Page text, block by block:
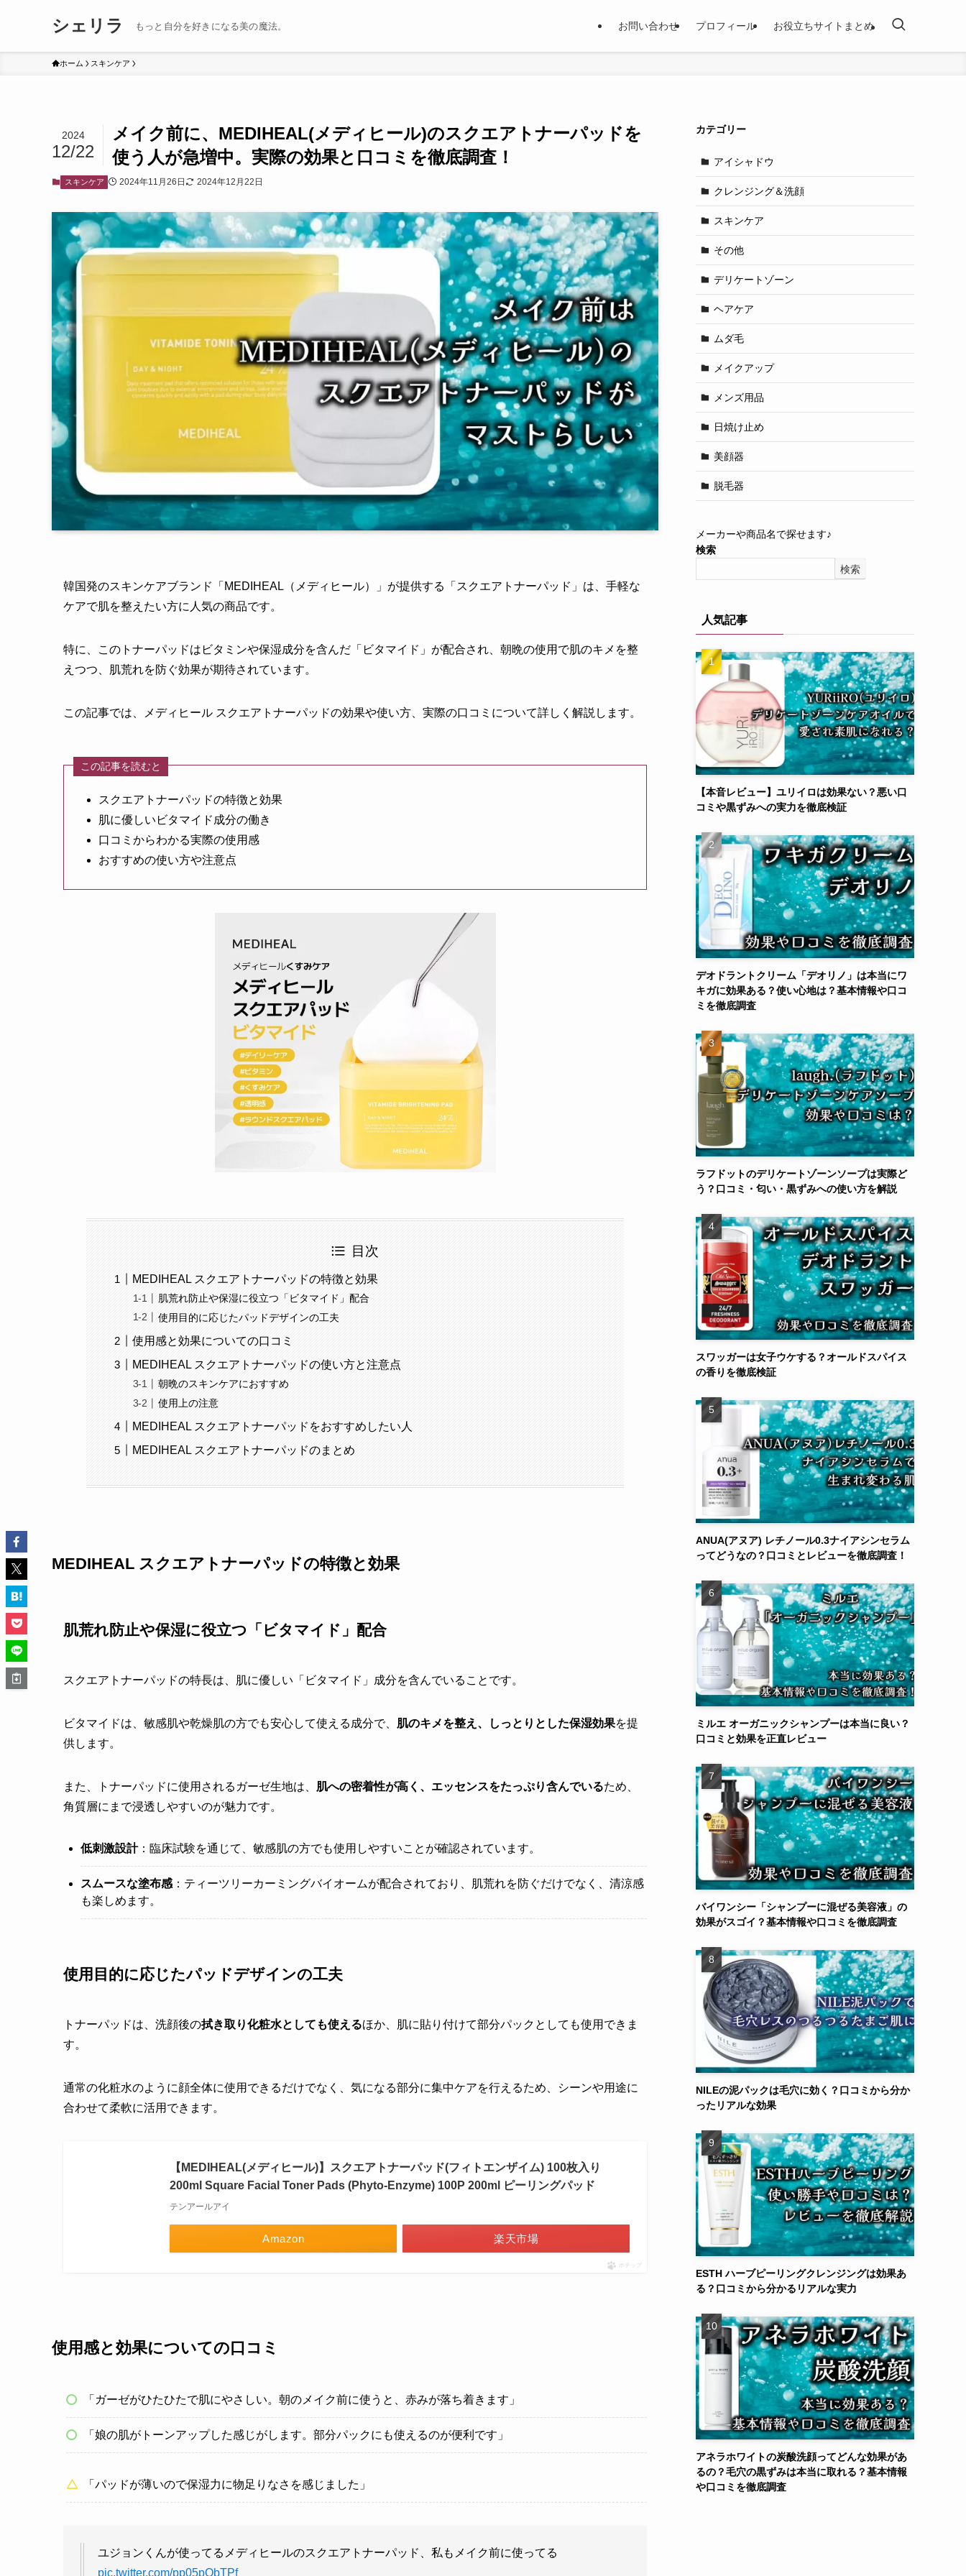
シェリラ もっと自分を好きになる美の魔法。 お問い合わせ プロフィール お役立ちサイトまとめ
ホーム スキンケア
メイク前に、MEDIHEAL(メディヒール)のスクエアトナーパッドを
使う人が急増中。実際の効果と口コミを徹底調査！
2024
12/22
スキンケア 2024年11月26日 2024年12月22日
韓国発のスキンケアブランド「MEDIHEAL（メディヒール）」が提供する「スクエアトナーパッド」は、手軽な
ケアで肌を整えたい方に人気の商品です。
特に、このトナーパッドはビタミンや保湿成分を含んだ「ビタマイド」が配合され、朝晩の使用で肌のキメを整
えつつ、肌荒れを防ぐ効果が期待されています。
この記事では、メディヒール スクエアトナーパッドの効果や使い方、実際の口コミについて詳しく解説します。
この記事を読むと
スクエアトナーパッドの特徴と効果
肌に優しいビタマイド成分の働き
口コミからわかる実際の使用感
おすすめの使い方や注意点
目次
MEDIHEAL スクエアトナーパッドの特徴と効果
肌荒れ防止や保湿に役立つ「ビタマイド」配合
使用目的に応じたパッドデザインの工夫
使用感と効果についての口コミ
MEDIHEAL スクエアトナーパッドの使い方と注意点
朝晩のスキンケアにおすすめ
使用上の注意
MEDIHEAL スクエアトナーパッドをおすすめしたい人
MEDIHEAL スクエアトナーパッドのまとめ
MEDIHEAL スクエアトナーパッドの特徴と効果
肌荒れ防止や保湿に役立つ「ビタマイド」配合
スクエアトナーパッドの特長は、肌に優しい「ビタマイド」成分を含んでいることです。
ビタマイドは、敏感肌や乾燥肌の方でも安心して使える成分で、 肌のキメを整え、しっとりとした保湿効果を提
供します。
また、トナーパッドに使用されるガーゼ生地は、 肌への密着性が高く、エッセンスをたっぷり含んでいるため、
角質層にまで浸透しやすいのが魅力です。
低刺激設計：臨床試験を通じて、敏感肌の方でも使用しやすいことが確認されています。
スムースな塗布感 ：ティーツリーカーミングバイオームが配合されており、肌荒れを防ぐだけでなく、清涼感
も楽しめます。
使用目的に応じたパッドデザインの工夫
トナーパッドは、洗顔後の拭き取り化粧水としても使えるほか、肌に貼り付けて部分パックとしても使用できま
す。
通常の化粧水のように顔全体に使用できるだけでなく、気になる部分に集中ケアを行えるため、シーンや用途に
合わせて柔軟に活用できます。
【MEDIHEAL(メディヒール)】スクエアトナーパッド(フィトエンザイム) 100枚入り
200ml Square Facial Toner Pads (Phyto-Enzyme) 100P 200ml ピーリングパッド
テンアールアイ
Amazon 楽天市場
ポチップ
使用感と効果についての口コミ
「ガーゼがひたひたで肌にやさしい。朝のメイク前に使うと、赤みが落ち着きます」
「娘の肌がトーンアップした感じがします。部分パックにも使えるのが便利です」
「パッドが薄いので保湿力に物足りなさを感じました」
ユジョンくんが使ってるメディヒールのスクエアトナーパッド、私もメイク前に使ってる
pic.twitter.com/pp05pObTPf
カテゴリー
アイシャドウ
クレンジング＆洗顔
スキンケア
その他
デリケートゾーン
ヘアケア
ムダ毛
メイクアップ
メンズ用品
日焼け止め
美顔器
脱毛器
メーカーや商品名で探せます♪
検索
検索
人気記事
【本音レビュー】ユリイロは効果ない？悪い口
コミや黒ずみへの実力を徹底検証
デオドラントクリーム「デオリノ」は本当にワ
キガに効果ある？使い心地は？基本情報や口コ
ミを徹底調査
ラフドットのデリケートゾーンソープは実際ど
う？口コミ・匂い・黒ずみへの使い方を解説
スワッガーは女子ウケする？オールドスパイス
の香りを徹底検証
ANUA(アヌア) レチノール0.3ナイアシンセラム
ってどうなの？口コミとレビューを徹底調査！
ミルエ オーガニックシャンプーは本当に良い？
口コミと効果を正直レビュー
バイワンシー「シャンプーに混ぜる美容液」の
効果がスゴイ？基本情報や口コミを徹底調査
NILEの泥パックは毛穴に効く？口コミから分か
ったリアルな効果
ESTH ハーブピーリングクレンジングは効果あ
る？口コミから分かるリアルな実力
アネラホワイトの炭酸洗顔ってどんな効果があ
るの？毛穴の黒ずみは本当に取れる？基本情報
や口コミを徹底調査